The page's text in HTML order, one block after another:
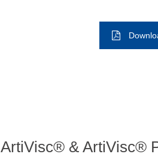
ArtiVisc® & ArtiVisc®